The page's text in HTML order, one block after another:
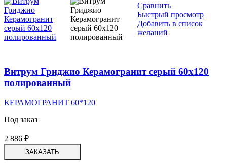
Сравнить
Быстрый просмотр
Добавить в список
желаний
Витрум Гриджио Керамогранит серый 60х120
полированный
КЕРАМОГРАНИТ 60*120
Под заказ
2 886 ₽
ЗАКАЗАТЬ